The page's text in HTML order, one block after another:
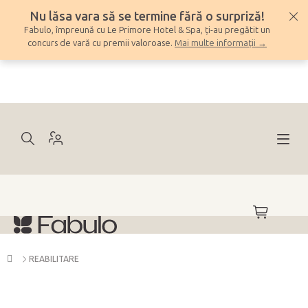
conținut
Nu lăsa vara să se termine fără o surpriză!
Fabulo, împreună cu Le Primore Hotel & Spa, ți-au pregătit un
concurs de vară cu premii valoroase. Mai multe informații →
COŞ
DE
AcasăREABILITARE